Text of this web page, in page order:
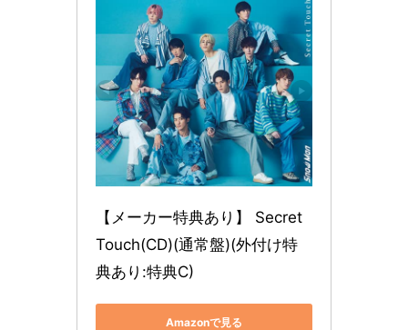
【メーカー特典あり】 Secret
Touch(CD)(通常盤)(外付け特
典あり:特典C)
Amazonで見る